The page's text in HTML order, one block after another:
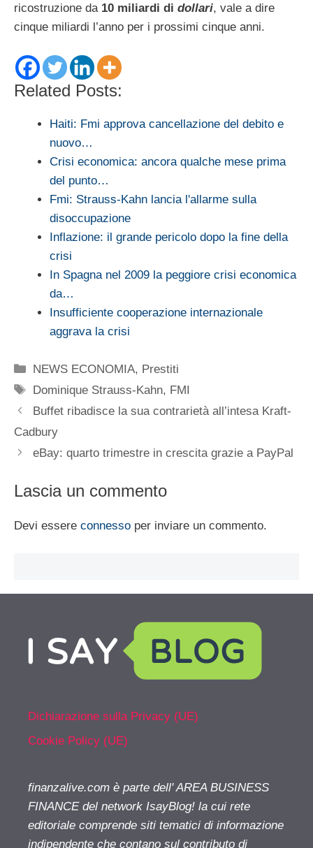
ricostruzione da 10 miliardi di dollari, vale a dire
cinque miliardi l’anno per i prossimi cinque anni.
Related Posts:
Haiti: Fmi approva cancellazione del debito e
nuovo…
Crisi economica: ancora qualche mese prima
del punto…
Fmi: Strauss-Kahn lancia l'allarme sulla
disoccupazione
Inflazione: il grande pericolo dopo la fine della
crisi
In Spagna nel 2009 la peggiore crisi economica
da…
Insufficiente cooperazione internazionale
aggrava la crisi
Categorie
NEWS ECONOMIA, Prestiti
Tag
Dominique Strauss-Kahn, FMI
Buffet ribadisce la sua contrarietà all’intesa Kraft-
Cadbury
eBay: quarto trimestre in crescita grazie a PayPal
Lascia un commento
Devi essere connesso per inviare un commento.
Dichiarazione sulla Privacy (UE)
Cookie Policy (UE)
finanzalive.com è parte dell' AREA BUSINESS
FINANCE del network IsayBlog! la cui rete
editoriale comprende siti tematici di informazione
indipendente che contano sul contributo di